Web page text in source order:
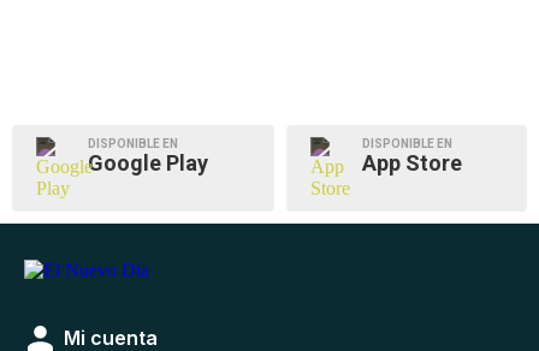
DISPONIBLE EN
Google Play
DISPONIBLE EN
App Store
Mi cuenta